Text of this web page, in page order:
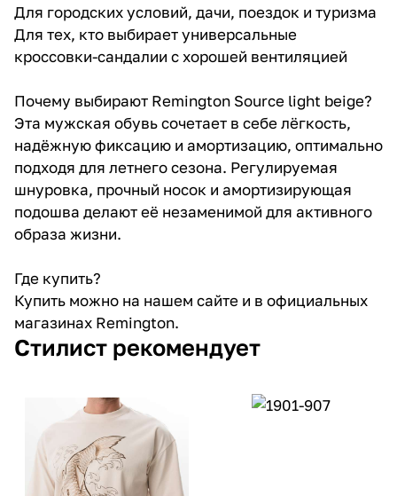
Для городских условий, дачи, поездок и туризма
Для тех, кто выбирает универсальные
кроссовки-сандалии с хорошей вентиляцией
Почему выбирают Remington Source light beige?
Эта мужская обувь сочетает в себе лёгкость,
надёжную фиксацию и амортизацию, оптимально
подходя для летнего сезона. Регулируемая
шнуровка, прочный носок и амортизирующая
подошва делают её незаменимой для активного
образа жизни.
Где купить?
Купить можно на нашем сайте и в официальных
магазинах Remington.
Стилист рекомендует